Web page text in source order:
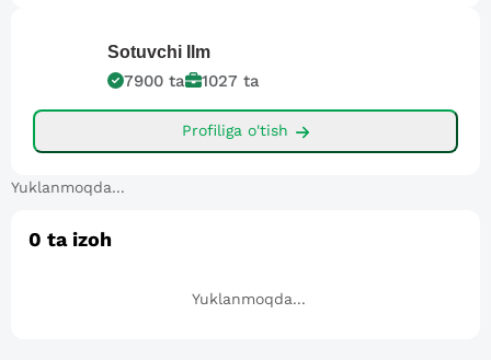
Sotuvchi Ilm
7900 ta 1027 ta
Profiliga o'tish
Yuklanmoqda...
0 ta izoh
Yuklanmoqda...